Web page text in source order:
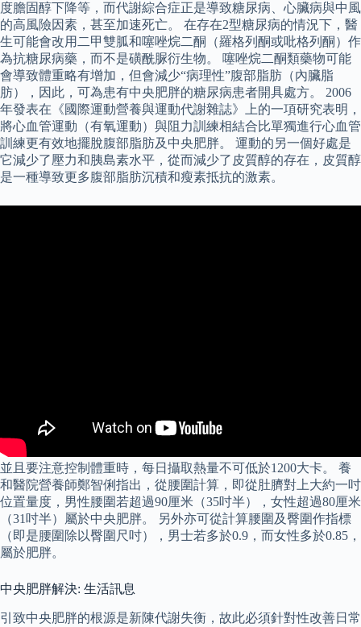
度膽固醇下降等，而代謝綜合症正是導致糖尿病、心臟病與中風
的高風險因素，甚至加速死亡。 在存在2型糖尿病的情況下，醫
生可能會改用二甲雙胍和噻唑烷二酮（羅格列酮或吡格列酮）作
為抗糖尿病藥，而不是磺酰脲衍生物。 噻唑烷二酮類藥物可能
會導致體重略有增加，但會減少“病理性”腹部脂肪（內臟脂
肪），因此，可為患有中央肥胖的糖尿病患者開具處方。 2006
年發表在《國際運動營養與運動代謝雜誌》上的一項研究表明，
將心血管運動（有氧運動）與阻力訓練相結合比單獨進行心血管
訓練更有效地擺脫腹部脂肪及中央肥胖。 運動的另一個好處是
它減少了壓力和胰島素水平，從而減少了皮質醇的存在，皮質醇
是一種導致更多腹部脂肪沉積和瘦素抵抗的激素。
並且要注意控制體重時，每日攝取熱量不可低於1200大卡。 養
和醫院營養師鄭智俐指出，從腰圍計算，即從肚臍對上大約一吋
位置量度，男性腰圍若超過90厘米（35吋半），女性超過80厘米
（31吋半）屬於中央肥胖。 另外亦可從計算腰圍及臀圍作指標
（即是腰圍除以臀圍尺吋），男士若多於0.9，而女性多於0.85，
屬於肥胖。
中央肥胖解決: 生活訊息
引致中央肥胖的根源是新陳代謝失衡，故此必須針對性改善日常